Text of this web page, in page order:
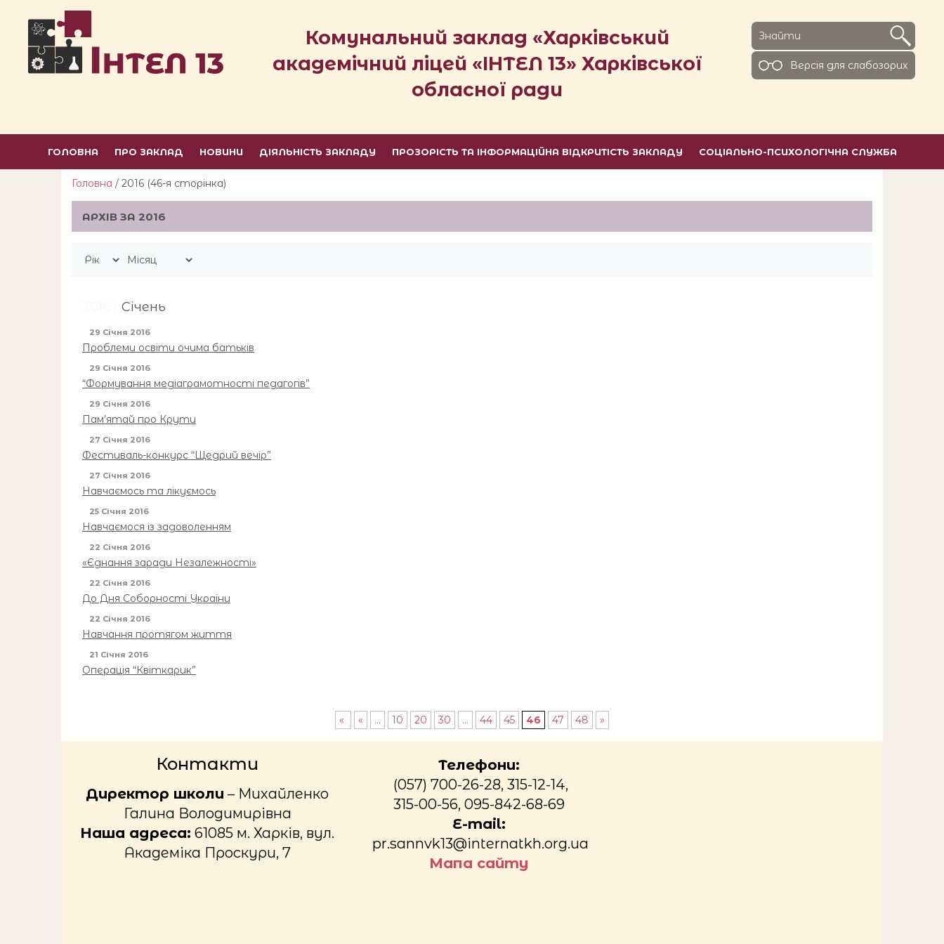
Комунальний заклад «Харківський
академічний ліцей «ІНТЕЛ 13» Харківської
обласної ради
Версiя для слабозорих
ГОЛОВНА ПРО ЗАКЛАД НОВИНИ ДІЯЛЬНІСТЬ ЗАКЛАДУ ПРОЗОРІСТЬ ТА ІНФОРМАЦІЙНА ВІДКРИТІСТЬ ЗАКЛАДУ СОЦІАЛЬНО-ПСИХОЛОГІЧНА СЛУЖБА
Головна / 2016 (46-я сторiнка)
АРХІВ ЗА 2016
Січень
29 Січня 2016
Проблеми освіти очима батьків
29 Січня 2016
“Формування медіаграмотності педагогів”
29 Січня 2016
Пам’ятай про Крути
27 Січня 2016
Фестиваль-конкурс “Щедрий вечір”
27 Січня 2016
Навчаємось та лікуємось
25 Січня 2016
Навчаємося із задоволенням
22 Січня 2016
«Єднання заради Незалежності»
22 Січня 2016
До Дня Соборності України
22 Січня 2016
Навчання протягом життя
21 Січня 2016
Операція “Квіткарик”
« « ... 10 20 30 ... 44 45 46 47 48 »
Контакти
Директор школи – Михайленко
Галина Володимирівна
Наша адреса: 61085 м. Харків, вул.
Академіка Проскури, 7
Телефони:
(057) 700-26-28, 315-12-14,
315-00-56, 095-842-68-69
E-mail:
pr.sannvk13@internatkh.org.ua
Мапа сайту